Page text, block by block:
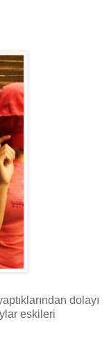
dolayı
eskileri